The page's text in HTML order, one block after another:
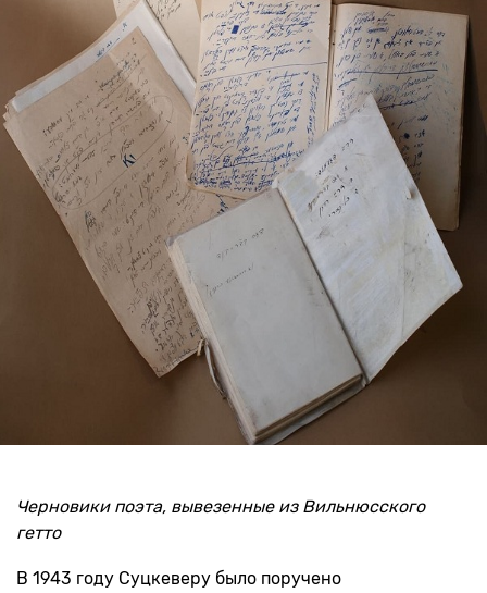
Черновики поэта, вывезенные из Вильнюсского
гетто
В 1943 году Суцкеверу было поручено